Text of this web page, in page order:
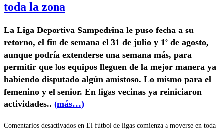
toda la zona
La Liga Deportiva Sampedrina le puso fecha a su
retorno, el fin de semana el 31 de julio y 1º de agosto,
aunque podría extenderse una semana más, para
permitir que los equipos lleguen de la mejor manera ya
habiendo disputado algún amistoso. Lo mismo para el
femenino y el senior. En ligas vecinas ya reiniciaron
actividades.. (más…)
Comentarios desactivados en El fútbol de ligas comienza a moverse en toda